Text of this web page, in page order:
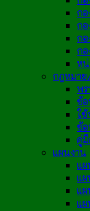
ก
กอ
ก
กอ
ห
กฎหมา
พ
ข้
ใช้
ข้
คู่มื
แผนงาน
แ
แ
แผ
แผ